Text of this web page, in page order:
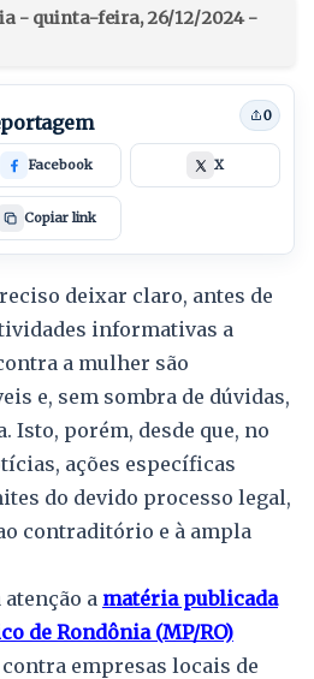
- quinta-feira, 26/12/2024 -
0
Facebook X
Copiar link
deixar claro, antes de
informativas a
a mulher são
e, sem sombra de dúvidas,
Isto, porém, desde que, no
ações específicas
do devido processo legal,
contraditório e à ampla
a matéria publicada
de Rondônia (MP/RO)
empresas locais de